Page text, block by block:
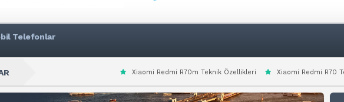
Telefonlar
Xiaomi Redmi R70m Teknik Özellikleri Xiaomi Redmi R70 Teknik Özellikleri